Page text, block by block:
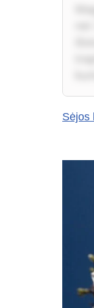
Sėjos